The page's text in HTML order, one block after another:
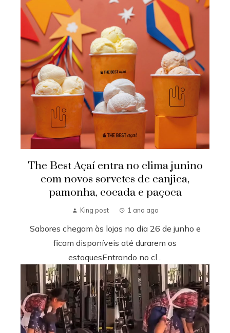
The Best Açaí entra no clima junino
com novos sorvetes de canjica,
pamonha, cocada e paçoca
King post 1 ano ago
Sabores chegam às lojas no dia 26 de junho e
ficam disponíveis até durarem os
estoquesEntrando no cl...